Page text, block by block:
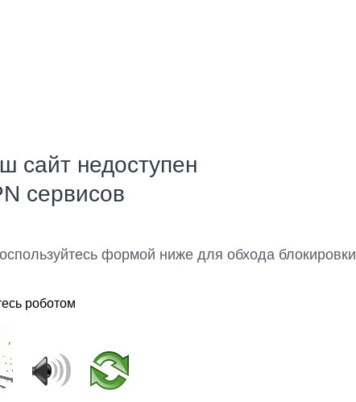
сайт недоступен
сервисов
формой ниже для обхода блокировки
роботом